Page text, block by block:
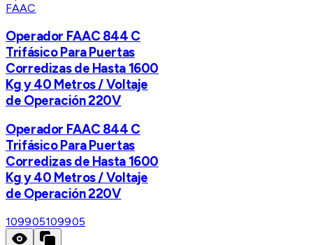
FAAC
Operador FAAC 844 C
Trifásico Para Puertas
Corredizas de Hasta 1600
Kg y 40 Metros / Voltaje
de Operación 220V
Operador FAAC 844 C
Trifásico Para Puertas
Corredizas de Hasta 1600
Kg y 40 Metros / Voltaje
de Operación 220V
109905109905